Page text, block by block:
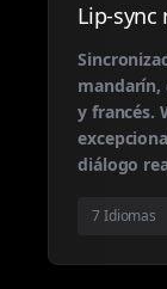
Lip-sync
mandarín,
y francés.
diálogo
7 Idiomas